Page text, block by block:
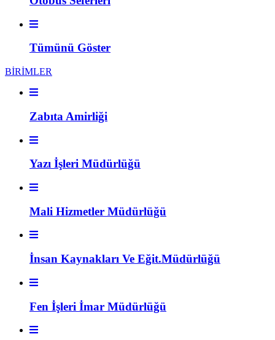
Tümünü Göster
BİRİMLER
Zabıta Amirliği
Yazı İşleri Müdürlüğü
Mali Hizmetler Müdürlüğü
İnsan Kaynakları Ve Eğit.Müdürlüğü
Fen İşleri İmar Müdürlüğü